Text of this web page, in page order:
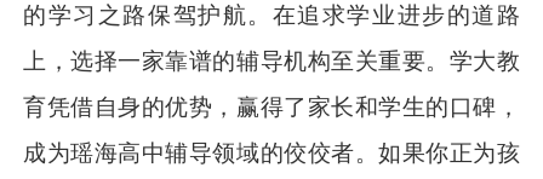
的学习之路保驾护航。在追求学业进步的道路
上，选择一家靠谱的辅导机构至关重要。学大教
育凭借自身的优势，赢得了家长和学生的口碑，
成为瑶海高中辅导领域的佼佼者。如果你正为孩